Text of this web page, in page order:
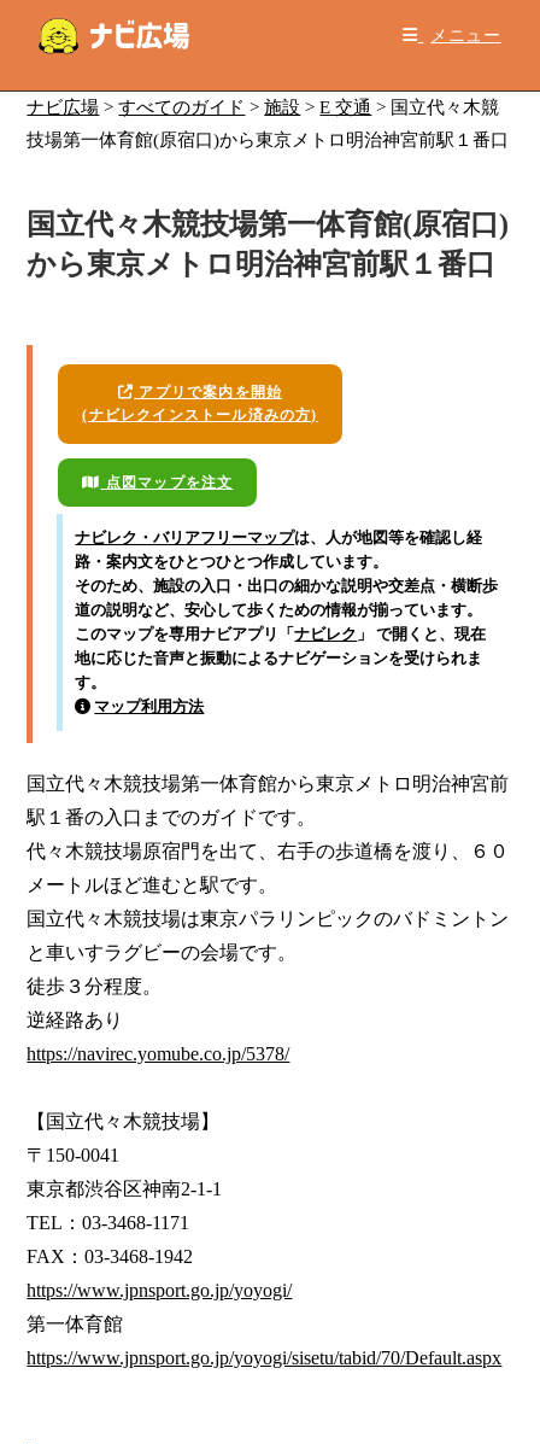
メニュー
ナビ広場 >すべてのガイド >施設 >E 交通 > 国立代々木競
技場第一体育館(原宿口)から東京メトロ明治神宮前駅１番口
国立代々木競技場第一体育館(原宿口)
から東京メトロ明治神宮前駅１番口
アプリで案内を開始
(ナビレクインストール済みの方)
点図マップを注文
ナビレク・バリアフリーマップは、人が地図等を確認し経
路・案内文をひとつひとつ作成しています。
そのため、施設の入口・出口の細かな説明や交差点・横断歩
道の説明など、安心して歩くための情報が揃っています。
このマップを専用ナビアプリ「ナビレク 」 で開くと、現在
地に応じた音声と振動によるナビゲーションを受けられま
す。
マップ利用方法
国立代々木競技場第一体育館から東京メトロ明治神宮前
駅１番の入口までのガイドです。
代々木競技場原宿門を出て、右手の歩道橋を渡り、６０
メートルほど進むと駅です。
国立代々木競技場は東京パラリンピックのバドミントン
と車いすラグビーの会場です。
徒歩３分程度。
https://navirec.yomube.co.jp/5378/
【国立代々木競技場】
〒150-0041
東京都渋谷区神南2-1-1
TEL：03-3468-1171
https://www.jpnsport.go.jp/yoyogi/
https://www.jpnsport.go.jp/yoyogi/sisetu/tabid/70/Default.aspx